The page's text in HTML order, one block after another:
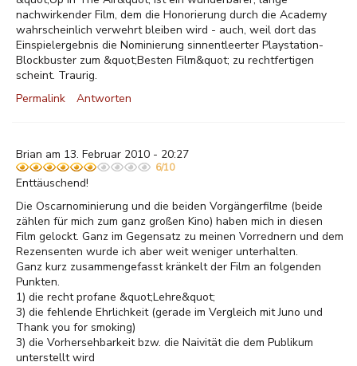
nachwirkender Film, dem die Honorierung durch die Academy
wahrscheinlich verwehrt bleiben wird - auch, weil dort das
Einspielergebnis die Nominierung sinnentleerter Playstation-
Blockbuster zum &quot;Besten Film&quot; zu rechtfertigen
scheint. Traurig.
Permalink
Antworten
Brian am 13. Februar 2010 - 20:27
6/10
Enttäuschend!
Die Oscarnominierung und die beiden Vorgängerfilme (beide
zählen für mich zum ganz großen Kino) haben mich in diesen
Film gelockt. Ganz im Gegensatz zu meinen Vorrednern und dem
Rezensenten wurde ich aber weit weniger unterhalten.
Ganz kurz zusammengefasst kränkelt der Film an folgenden
Punkten.
1) die recht profane &quot;Lehre&quot;
3) die fehlende Ehrlichkeit (gerade im Vergleich mit Juno und
Thank you for smoking)
3) die Vorhersehbarkeit bzw. die Naivität die dem Publikum
unterstellt wird